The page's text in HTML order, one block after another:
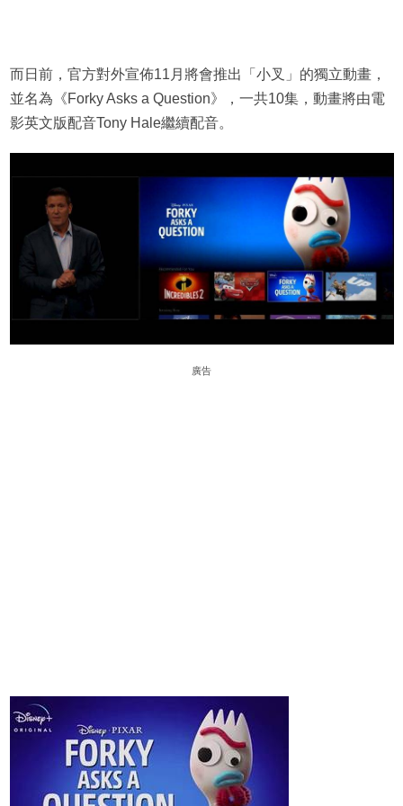
而日前，官方對外宣佈11月將會推出「小叉」的獨立動畫，
並名為《Forky Asks a Question》，一共10集，動畫將由電
影英文版配音Tony Hale繼續配音。
廣告